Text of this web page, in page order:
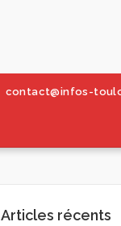
contact@infos-
Articles récents